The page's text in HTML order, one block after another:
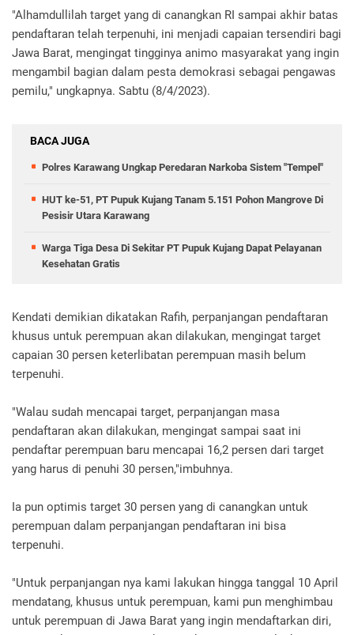
"Alhamdullilah target yang di canangkan RI sampai akhir batas
pendaftaran telah terpenuhi, ini menjadi capaian tersendiri bagi
Jawa Barat, mengingat tingginya animo masyarakat yang ingin
mengambil bagian dalam pesta demokrasi sebagai pengawas
pemilu," ungkapnya. Sabtu (8/4/2023).
BACA JUGA
Polres Karawang Ungkap Peredaran Narkoba Sistem "Tempel"
HUT ke-51, PT Pupuk Kujang Tanam 5.151 Pohon Mangrove Di
Pesisir Utara Karawang
Warga Tiga Desa Di Sekitar PT Pupuk Kujang Dapat Pelayanan
Kesehatan Gratis
Kendati demikian dikatakan Rafih, perpanjangan pendaftaran
khusus untuk perempuan akan dilakukan, mengingat target
capaian 30 persen keterlibatan perempuan masih belum
terpenuhi.
"Walau sudah mencapai target, perpanjangan masa
pendaftaran akan dilakukan, mengingat sampai saat ini
pendaftar perempuan baru mencapai 16,2 persen dari target
yang harus di penuhi 30 persen,"imbuhnya.
Ia pun optimis target 30 persen yang di canangkan untuk
perempuan dalam perpanjangan pendaftaran ini bisa
terpenuhi.
"Untuk perpanjangan nya kami lakukan hingga tanggal 10 April
mendatang, khusus untuk perempuan, kami pun menghimbau
untuk perempuan di Jawa Barat yang ingin mendaftarkan diri,